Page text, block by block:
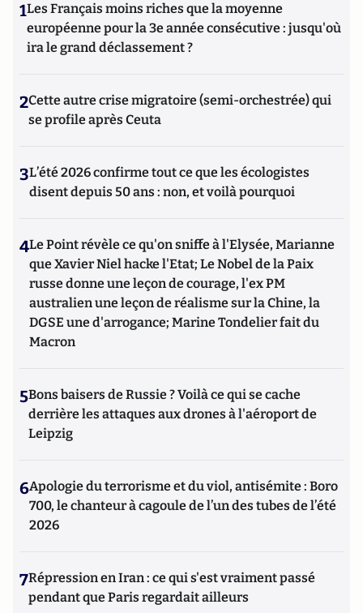
1Les Français moins riches que la moyenne
européenne pour la 3e année consécutive : jusqu'où
ira le grand déclassement ?
2Cette autre crise migratoire (semi-orchestrée) qui
se profile après Ceuta
3L’été 2026 confirme tout ce que les écologistes
disent depuis 50 ans : non, et voilà pourquoi
4Le Point révèle ce qu'on sniffe à l'Elysée, Marianne
que Xavier Niel hacke l'Etat; Le Nobel de la Paix
russe donne une leçon de courage, l'ex PM
australien une leçon de réalisme sur la Chine, la
DGSE une d'arrogance; Marine Tondelier fait du
Macron
5Bons baisers de Russie ? Voilà ce qui se cache
derrière les attaques aux drones à l'aéroport de
Leipzig
6Apologie du terrorisme et du viol, antisémite : Boro
700, le chanteur à cagoule de l’un des tubes de l’été
2026
7Répression en Iran : ce qui s'est vraiment passé
pendant que Paris regardait ailleurs